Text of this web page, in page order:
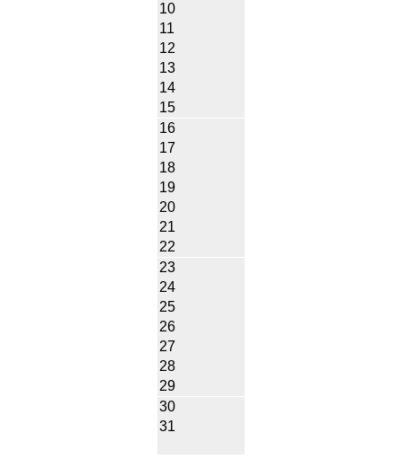
10
11
12
13
14
15
16
17
18
19
20
21
22
23
24
25
26
27
28
29
30
31